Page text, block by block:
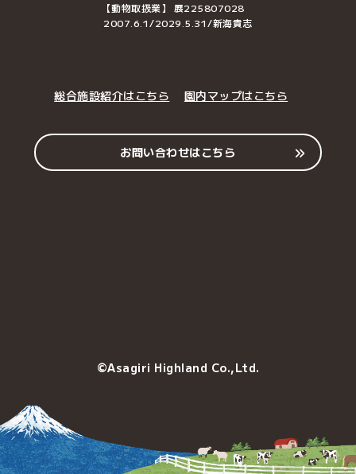
【動物取扱業】 展225807028
2007.6.1/2029.5.31/新海貴志
総合施設紹介はこちら 園内マップはこちら
お問い合わせはこちら
©Asagiri Highland Co.,Ltd.